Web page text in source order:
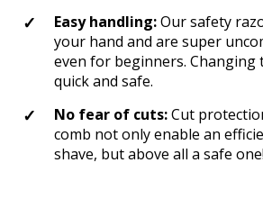
Rasierseife Bergamotte 1x 70g
Super Geruch und Schaum
VOLKER
Verifizierter Kunde
Premium Duschset - Hair Anti-Schuppen
Easy handling:Our safety
your hand and are super
even for beginners. Changing
quick and safe.
No fear of cuts:Cut
comb not only enable an
shave, but above all a safe one!